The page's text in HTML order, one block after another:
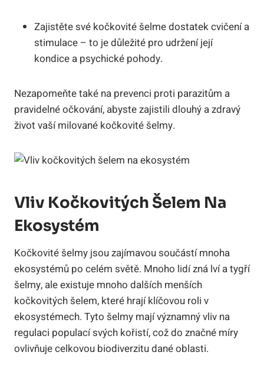
Zajistěte své kočkovité šelme dostatek cvičení a
stimulace – to je důležité pro udržení její
kondice a psychické pohody.
Nezapomeňte také na prevenci proti parazitům a
pravidelné očkování, abyste zajistili dlouhý a zdravý
život vaší milované kočkovité šelmy.
Vliv Kočkovitých Šelem Na
Ekosystém
Kočkovité šelmy jsou zajímavou součástí mnoha
ekosystémů po celém světě. Mnoho lidí zná lví a tygří
šelmy, ale existuje mnoho dalších menších
kočkovitých šelem, které hrají klíčovou roli v
ekosystémech. Tyto šelmy mají významný vliv na
regulaci populací svých kořistí, což do značné míry
ovlivňuje celkovou biodiverzitu dané oblasti.